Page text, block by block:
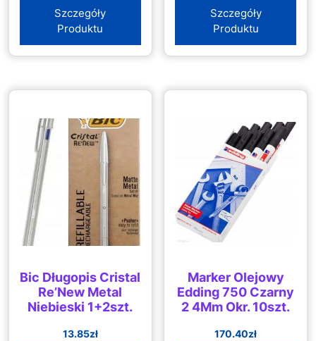
Szczegóły
Produktu
Szczegóły
Produktu
Bic Długopis Cristal
Re’New Metal
Niebieski 1+2szt.
13.85zł
Marker Olejowy
Edding 750 Czarny
2 4Mm Okr. 10szt.
170.40zł